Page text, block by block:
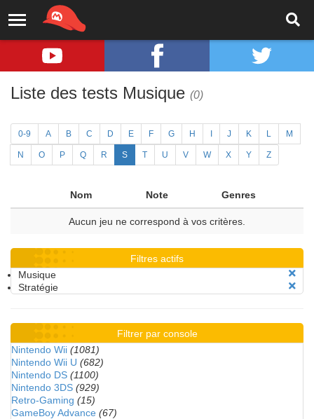
Liste des tests Musique (0)
0-9 A B C D E F G H J K L M
N O P Q R S T U V W X Y Z
Nom Note Genres
Aucun jeu ne correspond à vos critères.
Filtres actifs
Musique
Stratégie
Filtrer par console
Nintendo Wii (1081)
Nintendo Wii U (682)
Nintendo DS (1100)
Nintendo 3DS (929)
Retro-Gaming (15)
GameBoy Advance (67)